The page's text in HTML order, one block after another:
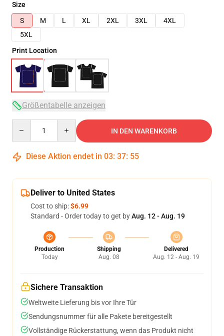
Size
S
M L XL 2XL 3XL
4XL
5XL
Print Location
Größentabelle anzeigen
IN DEN WARENKORB
Diese Aktion endet in 03: 37: 54
Deliver to United States
Cost to ship:$6.99
Standard - Order today to get byAug. 12 - Aug. 19
Production
Today
Shipping
Aug. 08
Delivered
Aug. 12 - Aug. 19
Sichere Transaktion
Weltweite Lieferung bis vor Ihre Tür
Sendungsnummer für alle Pakete bereitgestellt
Vollständige Rückerstattung, wenn das Produkt nicht